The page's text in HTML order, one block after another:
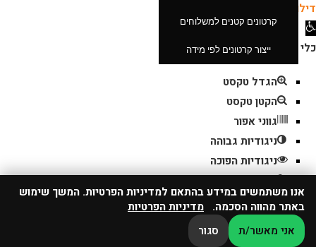
קרטונים קטנים למשלוחים
ייצור קרטונים לפי מידה
דילוג לתוכן
פתח
סרגל
נגישות
כלי נגישות
הגדל טקסט
הקטן טקסט
גווני אפור
ניגודיות גבוהה
ניגודיות הפוכה
הדגשת קישורים
פונט קריא
אנו משתמשים במידע בהתאם למדיניות הפרטיות. המשך שימוש
באתר מהווה הסכמה. מדיניות הפרטיות
אני מאשר/ת
סגור